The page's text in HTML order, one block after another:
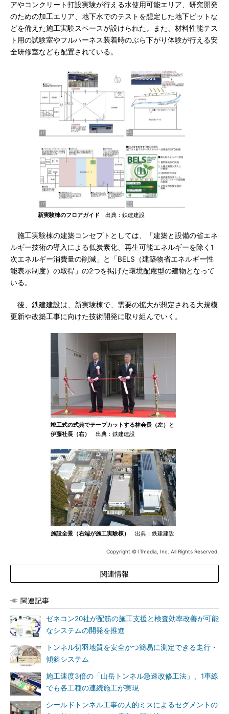
アやコンクリート打設実験が行える水使用可能エリア、研究開発
のための加工エリア、地下水でのテストを想定した地下ピットな
どを備えた施工実験スペースが設けられた。また、材料性能テス
ト用の試験室やフルハーネス装着時のぶら下がり体験が行える安
全研修室なども配置されている。
新実験棟のフロアガイド 出典：鉄建建設
施工実験棟の建築コンセプトとしては、「建築と設備の省エネ
ルギー技術の導入による低炭素化、再生可能エネルギーを除く1
次エネルギー消費量の削減」と「BELS（建築物省エネルギー性
能表示制度）の取得」の2つを掲げた環境配慮型の建物となって
いる。
後、鉄建建設は、新実験棟で、需要の拡大が想定される大規模
更新や改築工事に向けた技術開発に取り組んでいく。
竣工式の式典でテープカットする林会長（左）と
伊藤社長（右）
出典：鉄建建設
施設全景（右端が施工実験棟） 出典：鉄建建設
Copyright © ITmedia, Inc. All Rights Reserved.
関連情報
関連記事
ゼネコン20社が配筋の施工支援と検査効率改善が可能
なシステムの開発を推進
トンネル切羽地質を安全かつ簡易に測定できる走行・
傾斜システム
施工速度3倍の「山岳トンネル急速改修工法」、1車線
でも各工種の連続施工が実現
シールドトンネル工事の人的ミスによるセグメントの